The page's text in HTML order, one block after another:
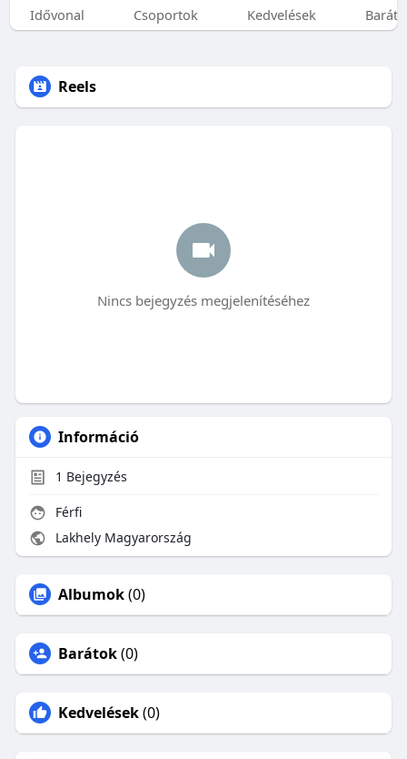
Idővonal Csoportok Kedvelések
Reels
Nincs bejegyzés megjelenítéséhez
Információ
1 Bejegyzés
Férfi
Lakhely Magyarország
Albumok(0)
Barátok(0)
Kedvelések(0)